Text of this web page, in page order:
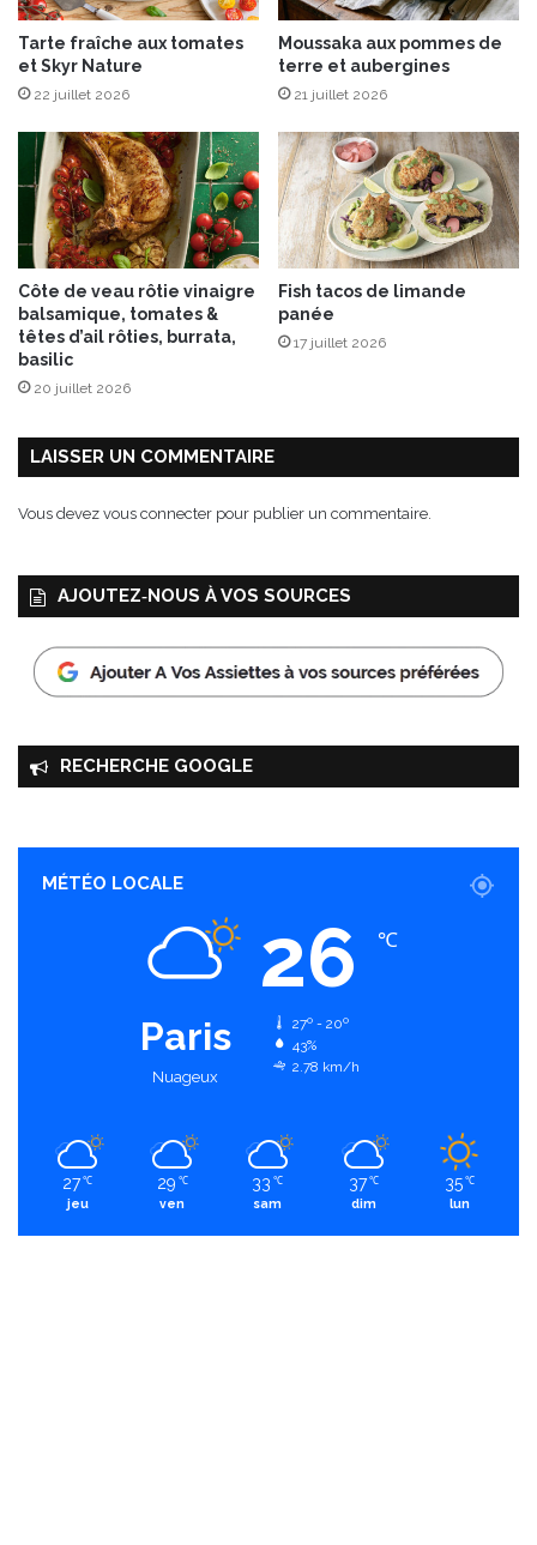
é
g
è
r
e
Tarte fraîche aux tomates
et Skyr Nature
22 juillet 2026
Moussaka aux pommes de
terre et aubergines
21 juillet 2026
Côte de veau rôtie vinaigre
balsamique, tomates &
têtes d’ail rôties, burrata,
basilic
20 juillet 2026
Fish tacos de limande
panée
17 juillet 2026
LAISSER UN COMMENTAIRE
Vous devez vous connecter pour publier un commentaire.
AJOUTEZ‑NOUS À VOS SOURCES
RECHERCHE GOOGLE
MÉTÉO LOCALE
Paris
Nuageux
26 ℃
27º - 20º
43%
2.78 km/h
27 ℃
jeu
29 ℃
ven
33 ℃
sam
37 ℃
dim
35 ℃
lun